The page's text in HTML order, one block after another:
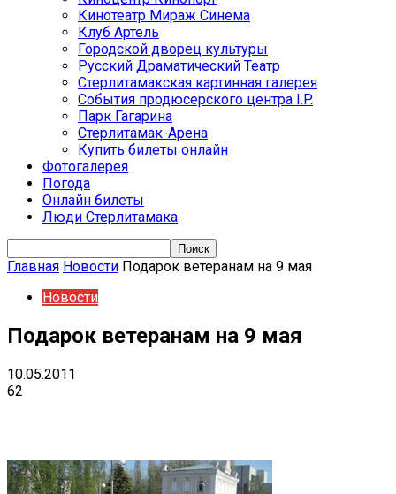
Кинотеатр Мираж Синема
Клуб Артель
Городской дворец культуры
Русский Драматический Театр
Стерлитамакская картинная галерея
События продюсерского центра I.P.
Парк Гагарина
Стерлитамак-Арена
Купить билеты онлайн
Фотогалерея
Погода
Онлайн билеты
Люди Стерлитамака
Главная Новости Подарок ветеранам на 9 мая
Новости
Подарок ветеранам на 9 мая
10.05.2011
62